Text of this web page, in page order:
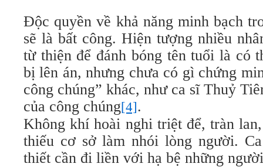
Độc quyền về khả năng minh bạch
sẽ là bất công. Hiện tượng nhiều
từ thiện để đánh bóng tên tuổi là có
bị lên án, nhưng chưa có gì chứng
công chúng” khác, như ca sĩ Thuỷ
của công chúng[4].
Không khí hoài nghi triệt để, tràn
thiếu cơ sở làm nhói lòng người.
thiết cần đi liền với hạ bệ những